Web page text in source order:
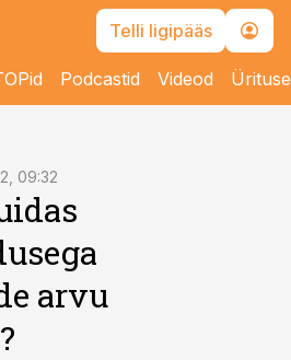
Telli ligipääs
Podcastid Videod
09:32
arvu